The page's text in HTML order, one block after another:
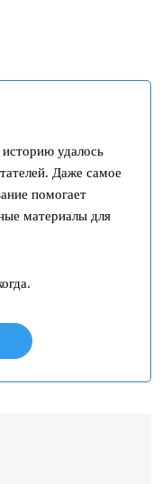
удалось
Даже самое
помогает
материалы для